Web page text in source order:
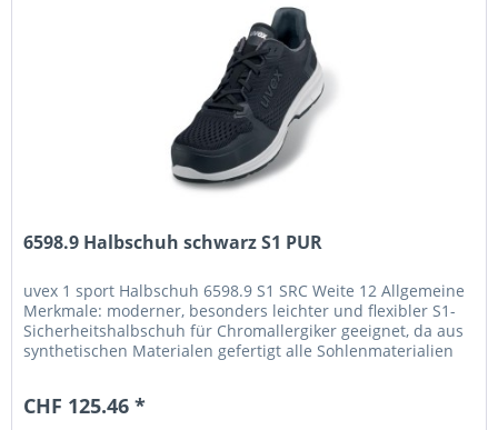
6598.9 Halbschuh schwarz S1 PUR
uvex 1 sport Halbschuh 6598.9 S1 SRC Weite 12 Allgemeine
Merkmale: moderner, besonders leichter und flexibler S1-
Sicherheitshalbschuh für Chromallergiker geeignet, da aus
synthetischen Materialen gefertigt alle Sohlenmaterialien
CHF 125.46 *